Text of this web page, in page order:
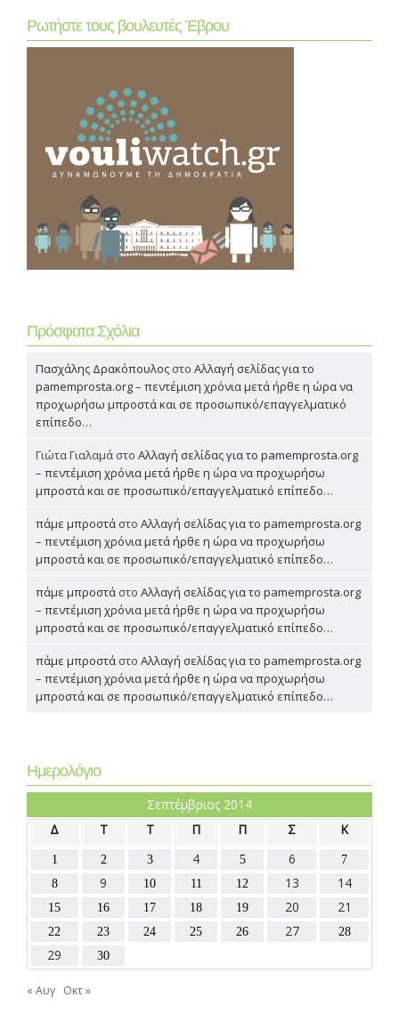
Ρωτήστε τους βουλευτές Έβρου
Πρόσφατα Σχόλια
Πασχάλης Δρακόπουλος στο Αλλαγή σελίδας για το
pamemprosta.org – πεντέμιση χρόνια μετά ήρθε η ώρα να
προχωρήσω μπροστά και σε προσωπικό/επαγγελματικό
επίπεδο…
Γιώτα Γιαλαμά στο Αλλαγή σελίδας για το pamemprosta.org
– πεντέμιση χρόνια μετά ήρθε η ώρα να προχωρήσω
μπροστά και σε προσωπικό/επαγγελματικό επίπεδο…
πάμε μπροστά στο Αλλαγή σελίδας για το pamemprosta.org
– πεντέμιση χρόνια μετά ήρθε η ώρα να προχωρήσω
μπροστά και σε προσωπικό/επαγγελματικό επίπεδο…
πάμε μπροστά στο Αλλαγή σελίδας για το pamemprosta.org
– πεντέμιση χρόνια μετά ήρθε η ώρα να προχωρήσω
μπροστά και σε προσωπικό/επαγγελματικό επίπεδο…
πάμε μπροστά στο Αλλαγή σελίδας για το pamemprosta.org
– πεντέμιση χρόνια μετά ήρθε η ώρα να προχωρήσω
μπροστά και σε προσωπικό/επαγγελματικό επίπεδο…
Ημερολόγιο
Σεπτέμβριος 2014
Δ
Τ Τ Π Π Σ Κ
1 2 3 4 5 6
7
8
9 10 11 12 13 14
15 16 17 18 19 20 21
22 23 24 25 26 27 28
29 30
« Αυγ Οκτ »